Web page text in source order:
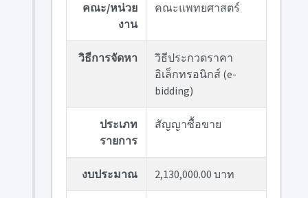
คณะ/หน่วย
งาน
คณะแพทยศาสตร์
วิธีการจัดหา
วิธีประกวดราคา
อิเล็กทรอนิกส์ (e-
bidding)
ประเภท
รายการ
สัญญาซื้อขาย
งบประมาณ 2,130,000.00 บาท